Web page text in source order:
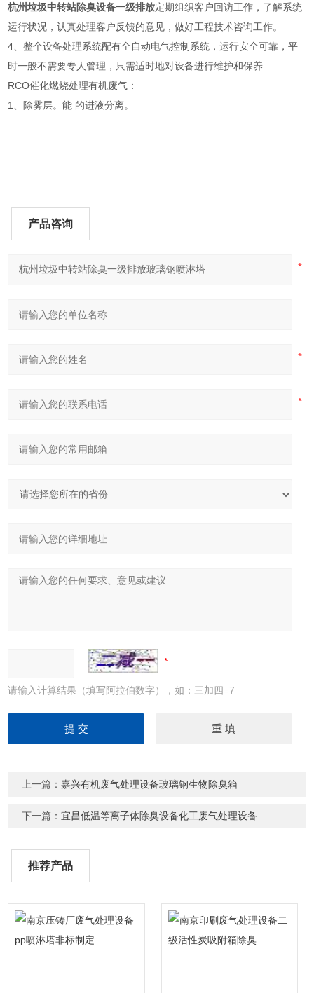
杭州垃圾中转站除臭设备一级排放定期组织客户回访工作，了解系统
运行状况，认真处理客户反馈的意见，做好工程技术咨询工作。
4、整个设备处理系统配有全自动电气控制系统，运行安全可靠，平
时一般不需要专人管理，只需适时地对设备进行维护和保养
RCO催化燃烧处理有机废气：
1、除雾层。能 的进液分离。
产品咨询
请输入计算结果（填写阿拉伯数字），如：三加四=7
上一篇：嘉兴有机废气处理设备玻璃钢生物除臭箱
下一篇：宜昌低温等离子体除臭设备化工废气处理设备
推荐产品